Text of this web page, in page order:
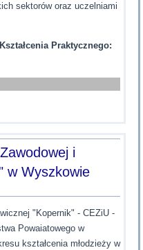
sektorów oraz uczelniami
Praktycznego:
i
w Wyszkowie
"Kopernik" - CEZiU -
Powaiatowego w
kształcenia młodzieży w